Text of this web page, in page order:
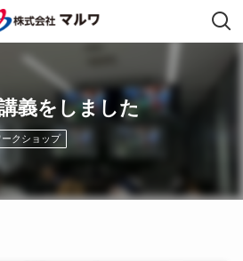
義をしました
クショップ